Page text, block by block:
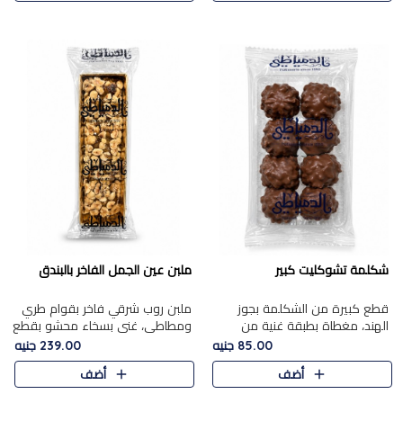
شكلمة تشوكليت كبير
قطع كبيرة من الشكلمة بجوز
الهند، مغطاة بطبقة غنية من
الشوكولاتة الفاخرة لتجمع بين
القوام الطري من الداخل مركز جوز
الهند المطاطي والمذاق الغن..
85.00 جنيه
أضف
ملبن عين الجمل الفاخر بالبندق
ملبن روب شرقي فاخر بقوام طري
ومطاطي، غني بسخاء محشو بقطع
عين الجمل والبندق المحمص التي
تضيف قرمشة مميزة مُرضية
ونكهة جوزية غنية في كل
239.00 جنيه
أضف